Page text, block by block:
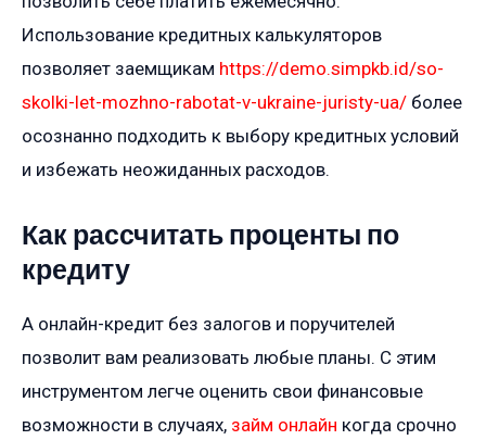
Использование кредитных калькуляторов
позволяет заемщикам https://demo.simpkb.id/so-
skolki-let-mozhno-rabotat-v-ukraine-juristy-ua/ более
осознанно подходить к выбору кредитных условий
и избежать неожиданных расходов.
Как рассчитать проценты по
кредиту
А онлайн-кредит без залогов и поручителей
позволит вам реализовать любые планы. С этим
инструментом легче оценить свои финансовые
возможности в случаях, займ онлайн когда срочно